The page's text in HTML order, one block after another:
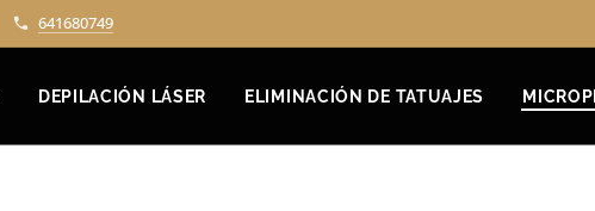
641680749
DEPILACIÓN LÁSER ELIMINACIÓN DE TATUAJES